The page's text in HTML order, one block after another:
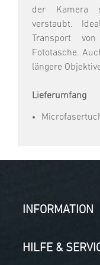
der Kamera
verstaubt.
Transport
Fototasche.
längere
Lieferumfang
INFORMATION
HILFE &